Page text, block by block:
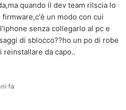
quando il dev team rilscia lo
un modo con cui
senza collegarlo al pc e
di sblocco??ho un po di robe
reinstallare da capo..
fa